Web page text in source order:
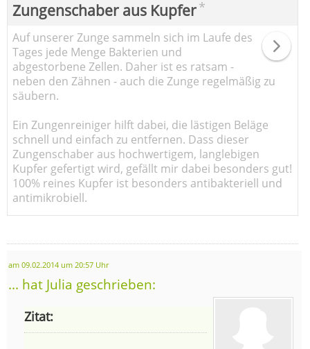
Zungenschaber aus Kupfer*
Auf unserer Zunge sammeln sich im Laufe des
Tages jede Menge Bakterien und
abgestorbene Zellen. Daher ist es ratsam -
neben den Zähnen - auch die Zunge regelmäßig zu
säubern.
Ein Zungenreiniger hilft dabei, die lästigen Beläge
schnell und einfach zu entfernen. Dass dieser
Zungenschaber aus hochwertigem, langlebigen
Kupfer gefertigt wird, gefällt mir dabei besonders gut!
100% reines Kupfer ist besonders antibakteriell und
antimikrobiell.
am 09.02.2014 um 20:57 Uhr
... hat Julia geschrieben:
Zitat: